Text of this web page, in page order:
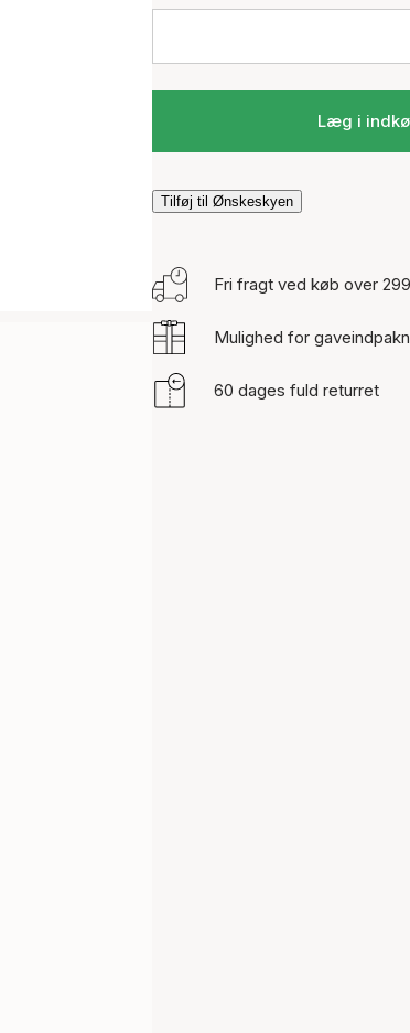
Læg i
Tilføj til Ønskeskyen
Fri fragt ved køb over
Mulighed for
60 dages fuld returret